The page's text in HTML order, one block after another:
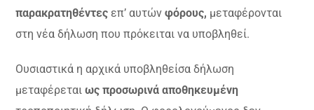
παρακρατηθέντες επ’ αυτώνφόρους, μεταφέρονται
στη νέα δήλωση που πρόκειται να υποβληθεί.
Ουσιαστικά η αρχικά υποβληθείσα δήλωση
μεταφέρεταιως προσωρινά αποθηκευμένη